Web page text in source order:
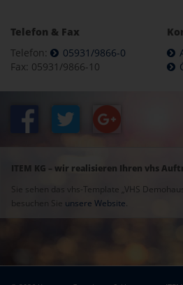
Telefon & Fax
Telefon:
05931/9866-0
Fax: 05931/9866-10
ITEM KG – wir realisieren Ihren vhs
Sie sehen das vhs-Template „VHS
besuchen Sie unsere Website.